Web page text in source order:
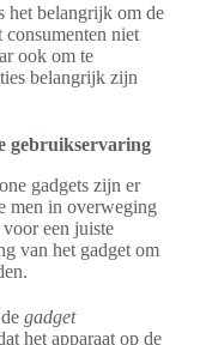
het belangrijk om de
niet
ook om te
belangrijk zijn
gebruikservaring
gadgets zijn er
men in overweging
een juiste
van het gadget om
gadget
het apparaat op de